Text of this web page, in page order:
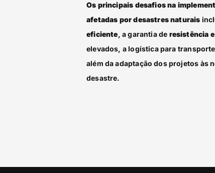
Os principais desafios na
afetadas por desastres naturais
eficiente, a garantia de resistência
elevados, a logística para
além da adaptação dos projetos às
desastre.